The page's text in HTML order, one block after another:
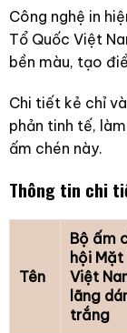
Công nghệ in
Tổ Quốc Việt
bền màu, tạo
Chi tiết kẻ chỉ
phản tinh tế,
ấm chén này.
Thông tin chi
Tên
Bộ ấm
hội
Việt
lãng
trắng